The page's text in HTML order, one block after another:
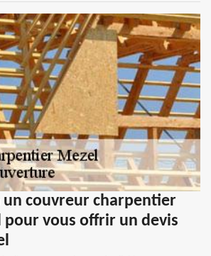
un couvreur charpentier
vous offrir un devis